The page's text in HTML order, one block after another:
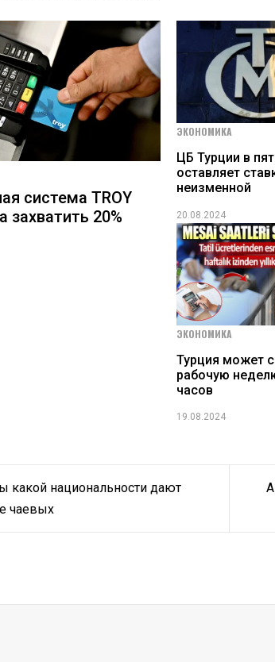
система TROY
захватить 20%
ЭКОНОМИКА
ЦБ Турции в
оставляет
неизменной
20.08.2024
ЭКОНОМИКА
Турция может
рабочую
часов
19.08.2024
какой национальности дают
чаевых